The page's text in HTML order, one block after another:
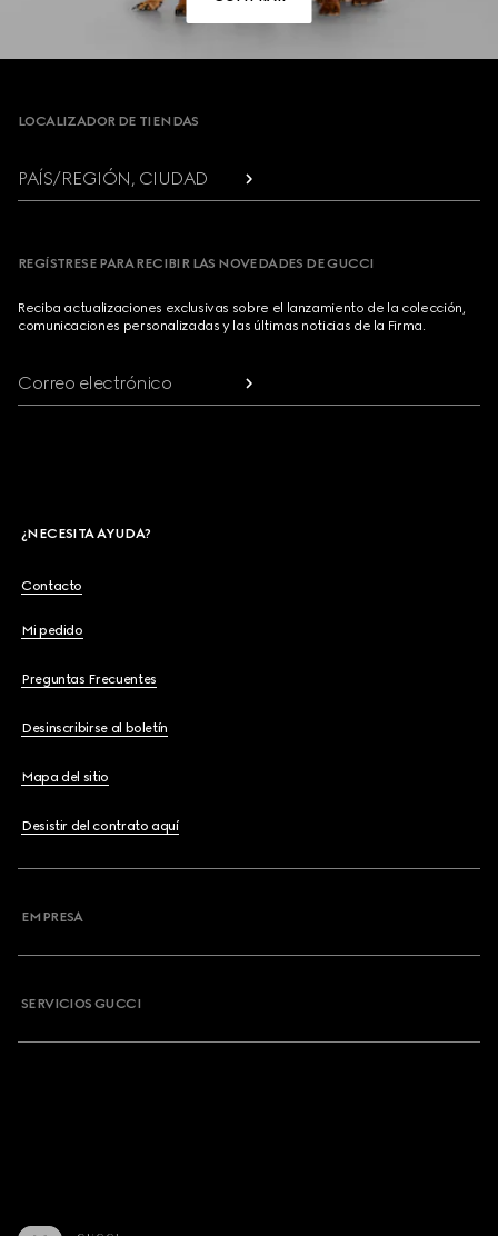
LOCALIZADOR DE TIENDAS
PAÍS/REGIÓN, CIUDAD
REGÍSTRESE PARA RECIBIR LAS NOVEDADES DE GUCCI
Reciba actualizaciones exclusivas sobre el lanzamiento de la colección,
comunicaciones personalizadas y las últimas noticias de la Firma.
Correo electrónico
¿NECESITA AYUDA?
Contacto
Mi pedido
Preguntas Frecuentes
Desinscribirse al boletín
Mapa del sitio
Desistir del contrato aquí
EMPRESA
SERVICIOS GUCCI